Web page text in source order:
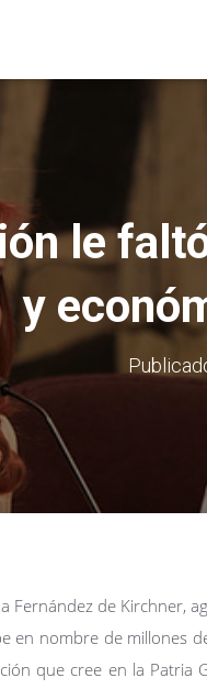
le
y
Fernández de Kirchner,
en nombre de millones
que cree en la Patria